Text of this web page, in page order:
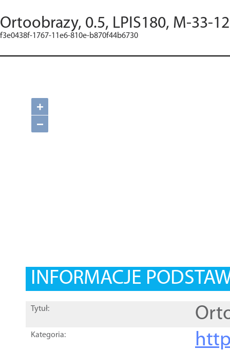
Ortoobrazy, 0.5, LPIS180, M-33-
f3e0438f-1767-11e6-810e-b870f44b6730
+
−
INFORMACJE
Tytuł:
Kategoria: